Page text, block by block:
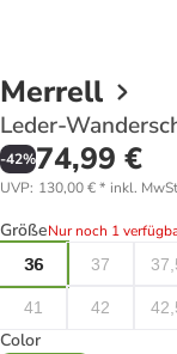
Merrell
Leder-
-42%74,99 €
UVP: 130,00 €* inkl.
GrößeNur noch 1
36
37
41 42
Color